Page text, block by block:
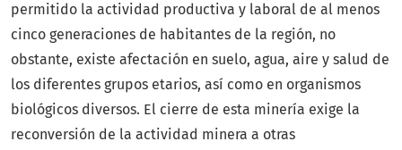
permitido la actividad productiva y laboral de al menos
cinco generaciones de habitantes de la región, no
obstante, existe afectación en suelo, agua, aire y salud de
los diferentes grupos etarios, así como en organismos
biológicos diversos. El cierre de esta minería exige la
reconversión de la actividad minera a otras